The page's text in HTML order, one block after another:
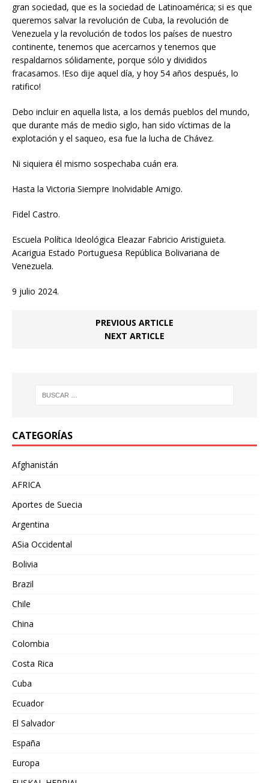
gran sociedad, que es la sociedad de Latinoamérica; si es que
queremos salvar la revolución de Cuba, la revolución de
Venezuela y la revolución de todos los países de nuestro
continente, tenemos que acercarnos y tenemos que
respaldarnos sólidamente, porque sólo y divididos
fracasamos. !Eso dije aquel día, y hoy 54 años después, lo
ratifico!
Debo incluir en aquella lista, a los demás pueblos del mundo,
que durante más de medio siglo, han sido víctimas de la
explotación y el saqueo, esa fue la lucha de Chávez.
Ni siquiera él mismo sospechaba cuán era.
Hasta la Victoria Siempre Inolvidable Amigo.
Fidel Castro.
Escuela Política Ideológica Eleazar Fabricio Aristiguieta.
Acarigua Estado Portuguesa República Bolivariana de
Venezuela.
9 julio 2024.
PREVIOUS ARTICLE
NEXT ARTICLE
CATEGORÍAS
Afghanistán
AFRICA
Aportes de Suecia
Argentina
ASia Occidental
Bolivia
Brazil
Chile
China
Colombia
Costa Rica
Cuba
Ecuador
El Salvador
España
Europa